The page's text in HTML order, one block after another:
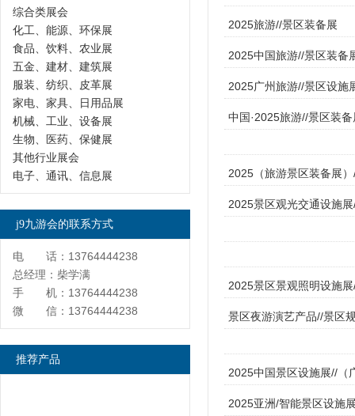
2025旅游//景区装备展
2025中国旅游//景区装备
2025广州旅游//景区设施
中国·2025旅游//景区装
2025（旅游景区装备展
2025景区观光交通设施
2025景区景观照明设施
景区夜游演艺产品//景区
2025中国景区设施展//（
2025亚洲/智能景区设施
综合类展会
化工、能源、环保展
食品、饮料、农业展
五金、建材、建筑展
服装、纺织、皮革展
家电、家具、日用品展
机械、工业、设备展
生物、医药、保健展
其他行业展会
电子、通讯、信息展
j9九游会的联系方式
电 话：13764444238
总经理：柴学满
手 机：13764444238
微 信：13764444238
推荐产品